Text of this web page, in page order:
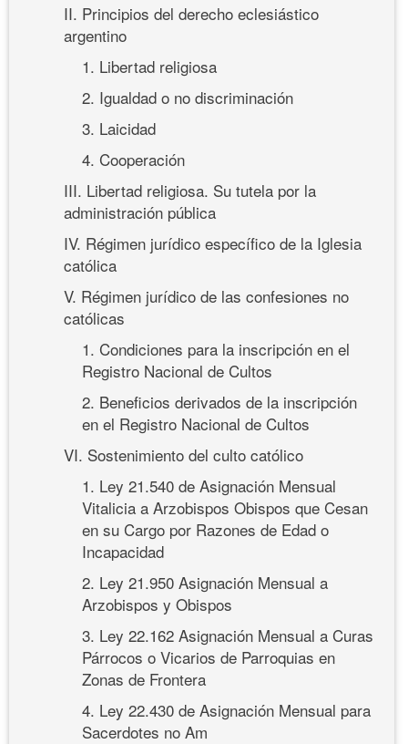
II. Principios del derecho eclesiástico
argentino
1. Libertad religiosa
2. Igualdad o no discriminación
3. Laicidad
4. Cooperación
III. Libertad religiosa. Su tutela por la
administración pública
IV. Régimen jurídico específico de la Iglesia
católica
V. Régimen jurídico de las confesiones no
católicas
1. Condiciones para la inscripción en el
Registro Nacional de Cultos
2. Beneficios derivados de la inscripción
en el Registro Nacional de Cultos
VI. Sostenimiento del culto católico
1. Ley 21.540 de Asignación Mensual
Vitalicia a Arzobispos Obispos que Cesan
en su Cargo por Razones de Edad o
Incapacidad
2. Ley 21.950 Asignación Mensual a
Arzobispos y Obispos
3. Ley 22.162 Asignación Mensual a Curas
Párrocos o Vicarios de Parroquias en
Zonas de Frontera
4. Ley 22.430 de Asignación Mensual para
Sacerdotes no Am